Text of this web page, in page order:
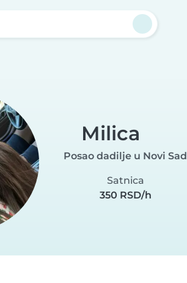
Milica
Posao dadilje u Novi Sad
Satnica
350 RSD/h